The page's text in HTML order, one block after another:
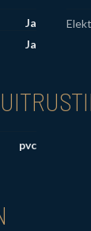
Ja
Ja
pvc